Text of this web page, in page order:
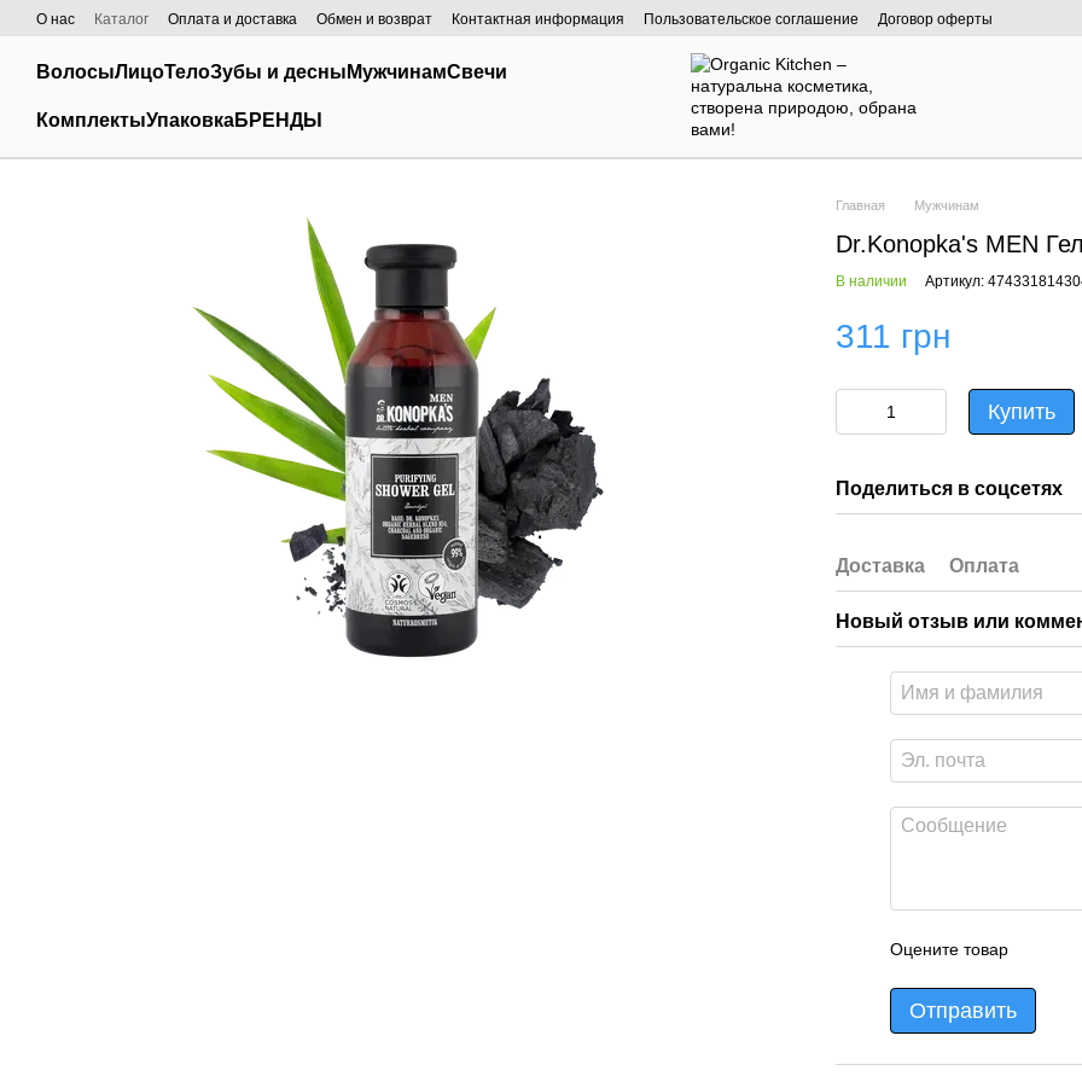
Перейти к основному контенту
О нас Каталог Оплата и доставка Обмен и возврат Контактная информация Пользовательское соглашение Договор оферты
ВолосыЛицоТелоЗубы и десны МужчинамСвечи
КомплектыУпаковкаБРЕНДЫ
Главная Мужчинам
Dr.Konopka's MEN
В наличии Артикул:
311 грн
Купить
Поделиться в соцсетях
Доставка Оплата
Новый отзыв или
Оцените товар
Отправить